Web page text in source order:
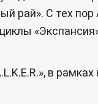
рай». С тех
в